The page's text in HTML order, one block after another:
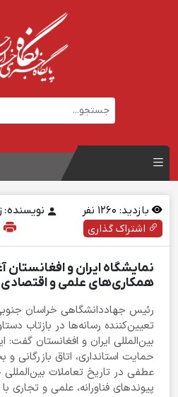
بازدید: نفر نویسنده:
اشتراک گذاری
نمایشگاه ایران و افغانستان
همکاری‌های علمی و
رئیس جهاددانشگاهی خراسان
تعیین‌کننده رسانه‌ها در بازتاب
بین‌المللی ایران و افغانستان گفت:
حمایت استانداری، اتاق
عطفی در تاریخ تعاملات
پیوندهای فناورانه، علمی و تجاری